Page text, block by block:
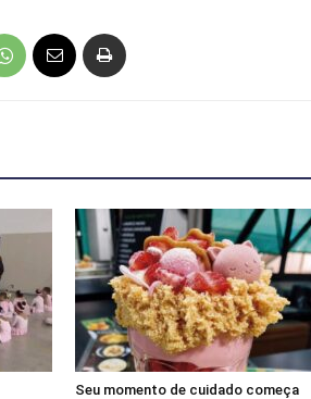
Seu momento de cuidado começa